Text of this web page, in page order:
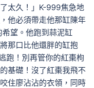
太久！」K-999焦急地
他必須帶走他那缸陳年
望。他跑到蒜泥缸
那口比他還胖的缸抱
跑！別再管你的紅棗枸
基礎！沒了紅棗我飛不
住廖沾沾的衣領，同時